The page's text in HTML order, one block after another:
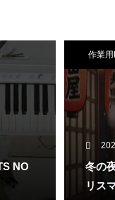
NO
作業用
冬の
リス